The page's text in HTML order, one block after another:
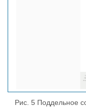
Рис. 5 Поддельное